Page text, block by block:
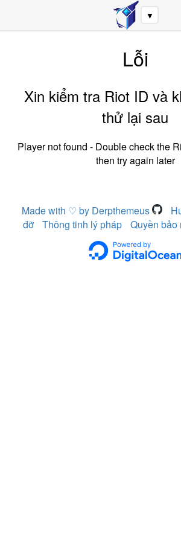
▼
Lỗi
Xin kiểm tra Riot ID và
thử lại sau
Player not found - Double check the
then try again later
Made with ♡ by Derpthemeus
đỡ
Thông tinh lý pháp Quyền bảo